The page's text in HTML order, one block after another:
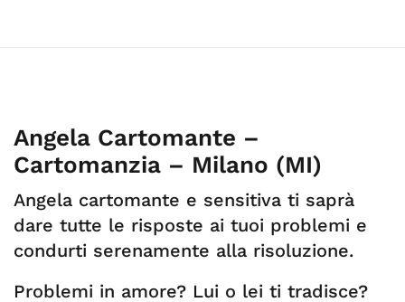
Angela Cartomante –
Cartomanzia – Milano (MI)
Angela cartomante e sensitiva ti saprà
dare tutte le risposte ai tuoi problemi e
condurti serenamente alla risoluzione.
Problemi in amore? Lui o lei ti tradisce?